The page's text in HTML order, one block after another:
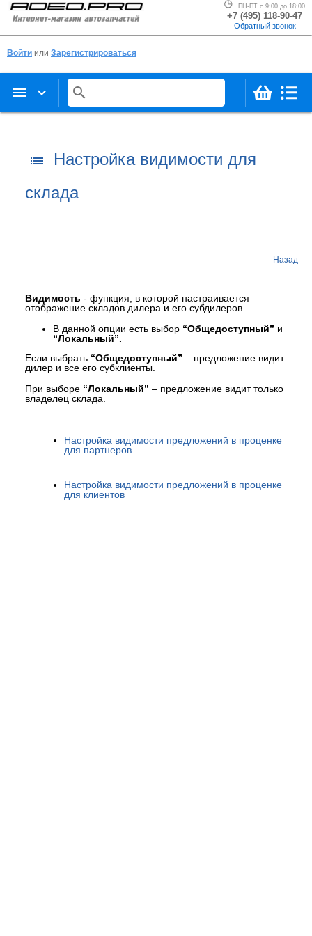
ПН-ПТ с 9:00 до 18:00
+7 (495) 118-90-47
Обратный звонок
Войти или Зарегистрироваться
menu keyboard_arrow_down search
list
Настройка видимости для
склада
Назад
Видимость - функция, в которой настраивается
отображение складов дилера и его субдилеров.
В данной опции есть выбор “Общедоступный” и
“Локальный”.
Если выбрать “Общедоступный” – предложение видит
дилер и все его субклиенты.
При выборе “Локальный” – предложение видит только
владелец склада.
Настройка видимости предложений в проценке
для партнеров
Настройка видимости предложений в проценке
для клиентов